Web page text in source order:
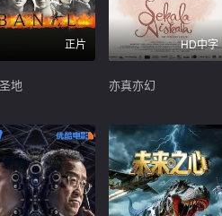
正片
地
HD中字
亦真亦幻